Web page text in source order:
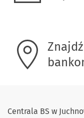
Centrala BS w